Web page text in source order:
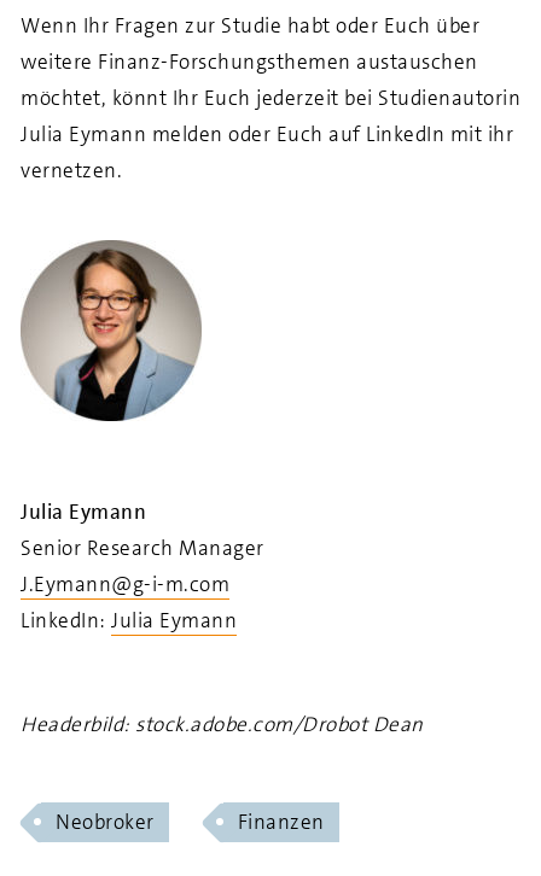
Wenn Ihr Fragen zur Studie habt oder Euch über
weitere Finanz-Forschungsthemen austauschen
möchtet, könnt Ihr Euch jederzeit bei Studienautorin
Julia Eymann melden oder Euch auf LinkedIn mit ihr
vernetzen.
Julia Eymann
Senior Research Manager
J.Eymann@g-i-m.com
LinkedIn: Julia Eymann
Headerbild: stock.adobe.com/Drobot Dean
Neobroker Finanzen